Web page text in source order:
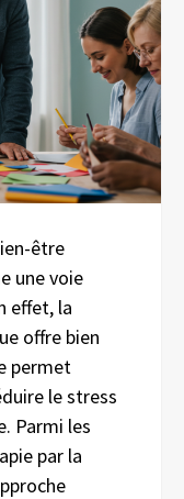
être
une voie
effet, la
offre bien
permet
le stress
Parmi les
par la